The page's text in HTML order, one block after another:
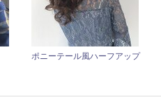
ポニーテール風ハーフアップ